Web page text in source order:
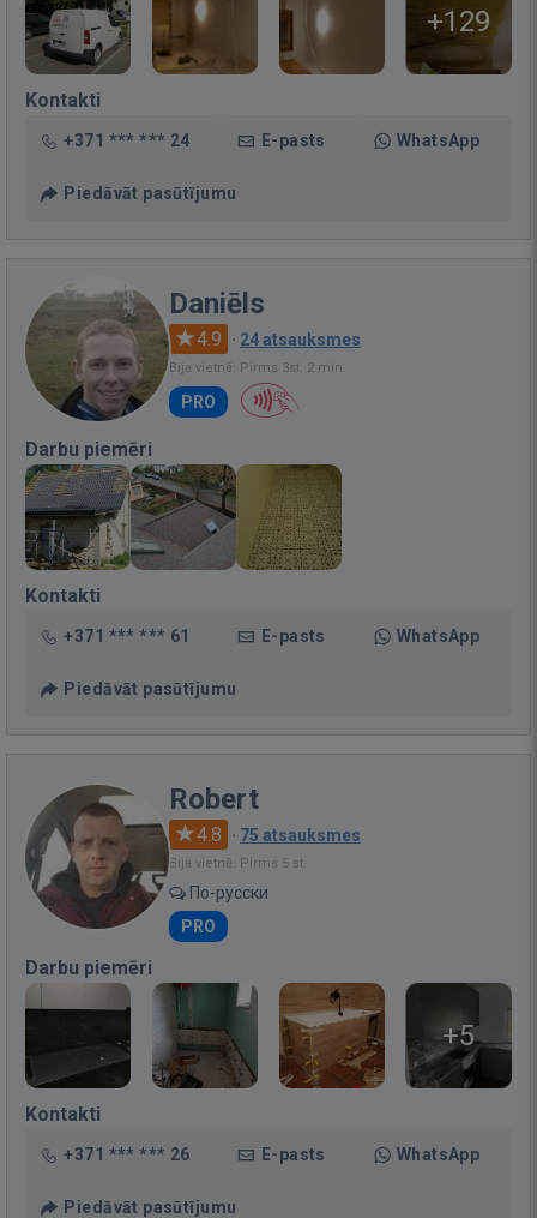
+129
Kontakti
+371 *** *** 24 E-pasts WhatsApp
Piedāvāt pasūtījumu
Daniēls
4.9 · 24 atsauksmes
Bija vietnē: Pirms 3st. 2 min.
PRO
Darbu piemēri
Kontakti
+371 *** *** 61 E-pasts WhatsApp
Piedāvāt pasūtījumu
Robert
4.8 · 75 atsauksmes
Bija vietnē: Pirms 5 st.
По-русски
PRO
Darbu piemēri
+5
Kontakti
+371 *** *** 26 E-pasts WhatsApp
Piedāvāt pasūtījumu